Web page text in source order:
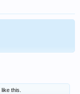
like this.